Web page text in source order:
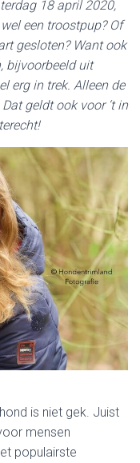
18 april 2020,
een troostpup? Of
gesloten? Want ook
bijvoorbeeld uit
erg in trek. Alleen de
geldt ook voor ‘t in
is niet gek. Juist
mensen
populairste